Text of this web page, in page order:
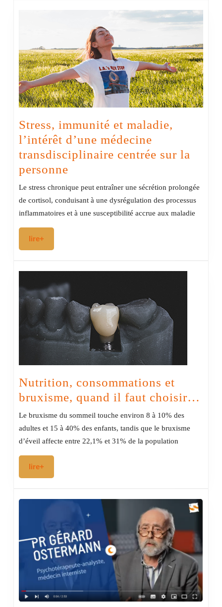
Stress, immunité et maladie,
l’intérêt d’une médecine
transdisciplinaire centrée sur la
personne
immunité
et
maladie,
transdisciplinaire
centrée
sur
la
personne
Le stress chronique peut entraîner une sécrétion prolongée
de cortisol, conduisant à une dysrégulation des processus
inflammatoires et à une susceptibilité accrue aux maladie
lire+
Nutrition, consommations et
bruxisme, quand il faut choisir…
Le bruxisme du sommeil touche environ 8 à 10% des
adultes et 15 à 40% des enfants, tandis que le bruxisme
d’éveil affecte entre 22,1% et 31% de la population
lire+